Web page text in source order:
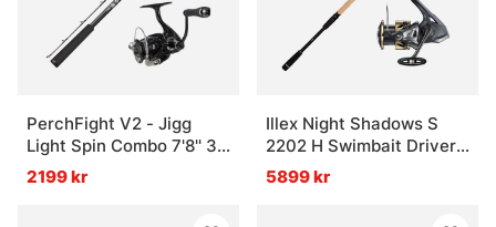
PerchFight V2 - Jigg
Light Spin Combo 7'8'' 3-
20g
2199 kr
Illex Night Shadows S
2202 H Swimbait Driver
& Ultegra FD Combo
5899 kr